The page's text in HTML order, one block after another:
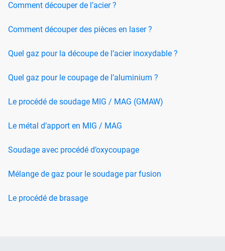
Comment découper de l’acier ?
Comment découper des pièces en laser ?
Quel gaz pour la découpe de l’acier inoxydable ?
Quel gaz pour le coupage de l’aluminium ?
Le procédé de soudage MIG / MAG (GMAW)
Le métal d’apport en MIG / MAG
Soudage avec procédé d’oxycoupage
Mélange de gaz pour le soudage par fusion
Le procédé de brasage